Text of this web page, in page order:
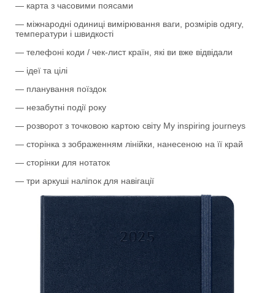
— карта з часовими поясами
— міжнародні одиниці вимірювання ваги, розмірів одягу,
температури і швидкості
— телефоні коди / чек-лист країн, які ви вже відвідали
— ідеї та цілі
— планування поїздок
— незабутні події року
— розворот з точковою картою світу My inspiring journeys
— сторінка з зображенням лінійки, нанесеною на її край
— сторінки для нотаток
— три аркуші наліпок для навігації